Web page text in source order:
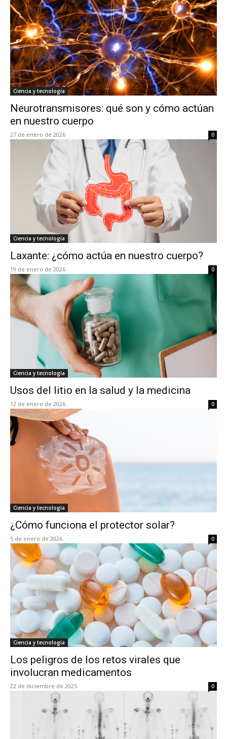
Ciencia y tecnología
Neurotransmisores: qué son y cómo actúan
en nuestro cuerpo
27 de enero de 2026 0
Ciencia y tecnología
Laxante: ¿cómo actúa en nuestro cuerpo?
19 de enero de 2026 0
Ciencia y tecnología
Usos del litio en la salud y la medicina
12 de enero de 2026 0
Ciencia y tecnología
¿Cómo funciona el protector solar?
5 de enero de 2026 0
Ciencia y tecnología
Los peligros de los retos virales que
involucran medicamentos
22 de diciembre de 2025 0